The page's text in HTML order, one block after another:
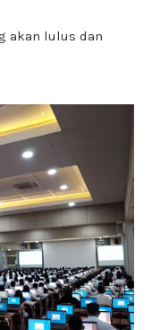
akan lulus dan